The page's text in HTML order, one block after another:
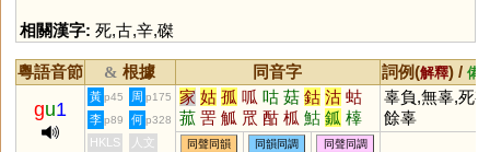
相關漢字: 死,古,辛,磔
粵語音節 & 根據 同音字 詞例(解釋) / 備
gu1
黃 p45 周 p175 家 姑 孤 呱 咕 菇 鈷 沽 蛄
菰 罟 觚 罛 酤 柧 鮕 鈲 橭
嫴 泒 箛 軱 鴣
辜負,無辜,死有
餘辜
李 p89 何 p328
HKLS 人文 同聲同韻 同韻同調 同聲同調